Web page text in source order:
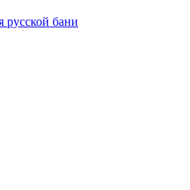
русской бани